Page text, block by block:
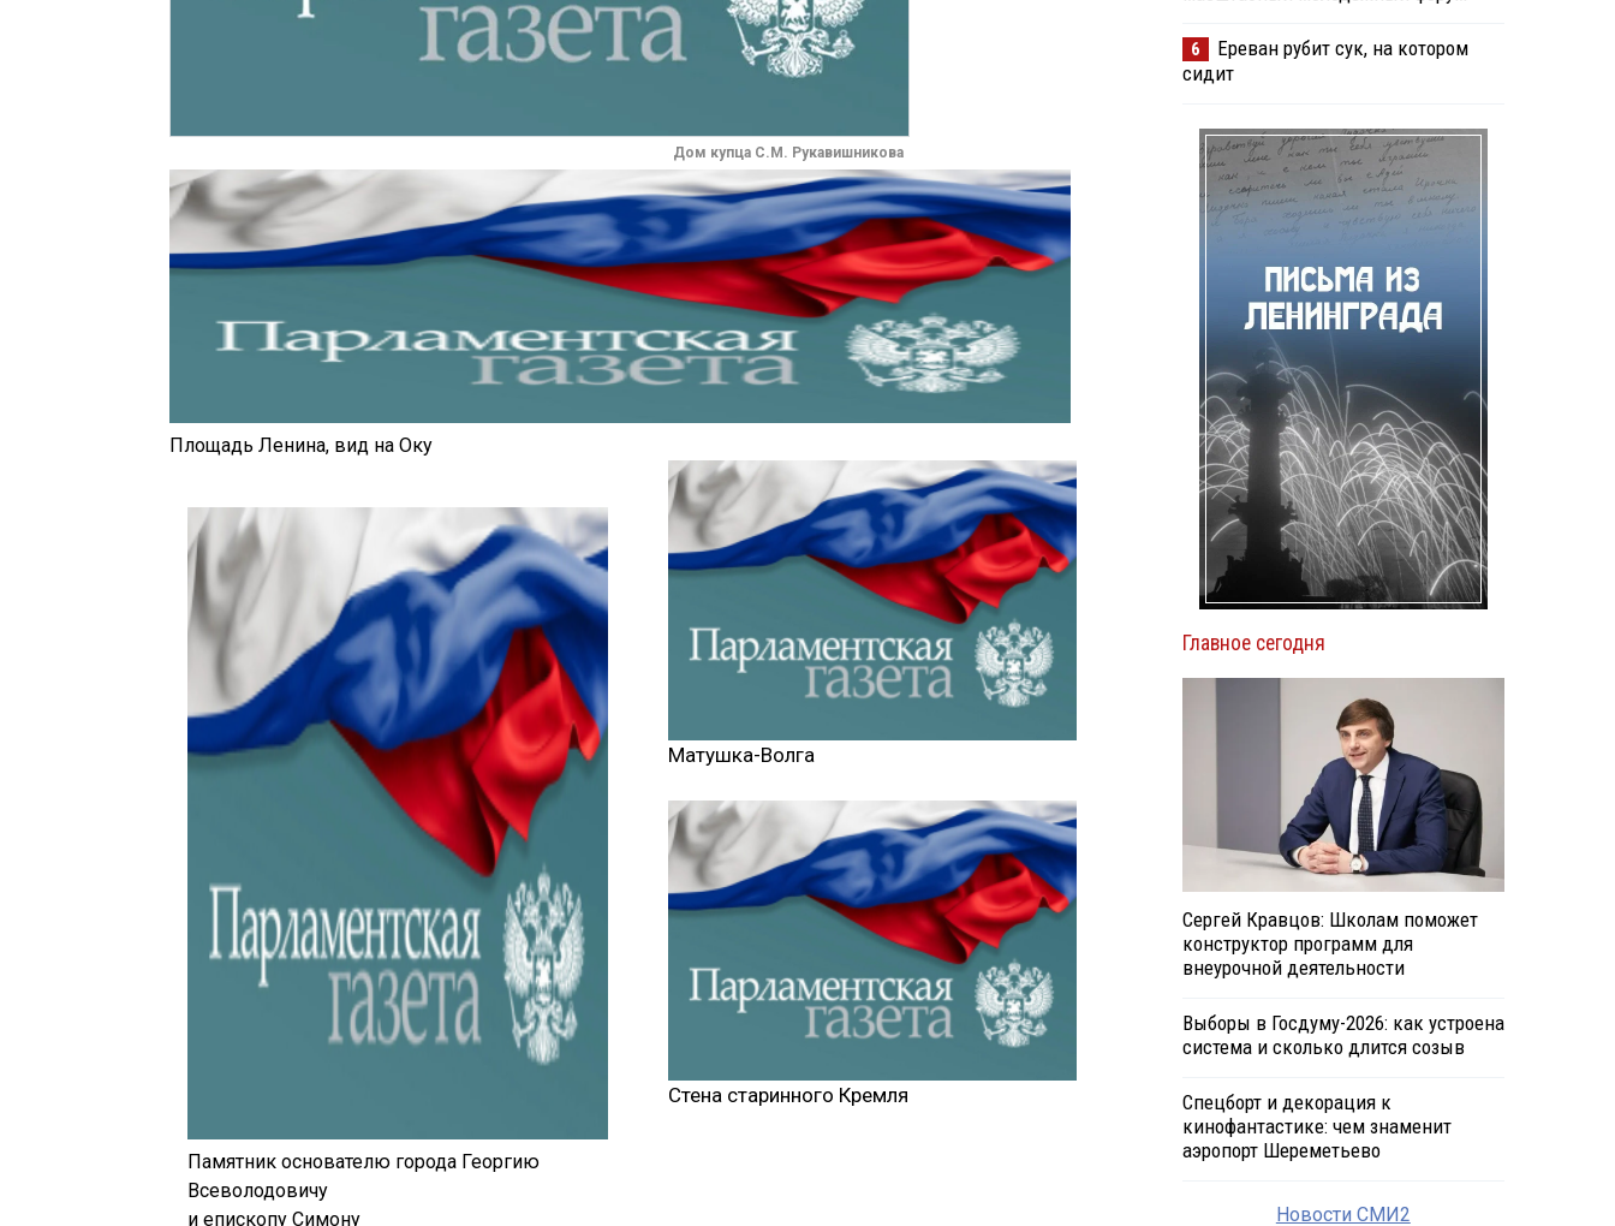
Дом купца С.М. Рукавишникова
Площадь Ленина, вид на Оку
Памятник основателю города Георгию
Всеволодовичу
и епископу Симону
Матушка-Волга
Стена старинного Кремля
6
Ереван рубит сук, на котором
сидит
Главное сегодня
Сергей Кравцов: Школам поможет
конструктор программ для
внеурочной деятельности
Выборы в Госдуму-2026: как устроена
система и сколько длится созыв
Спецборт и декорация к
кинофантастике: чем знаменит
аэропорт Шереметьево
Новости СМИ2